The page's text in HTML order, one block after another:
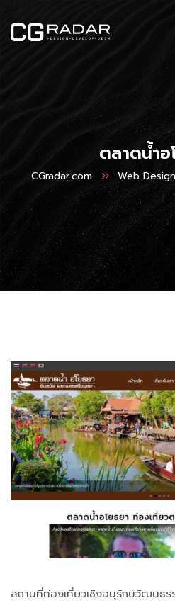
ตลาดน้ำอ
CGradar.com Web Design
สถานที่ท่องเที่ยวเชิงอนุรักษ์วัฒนธ